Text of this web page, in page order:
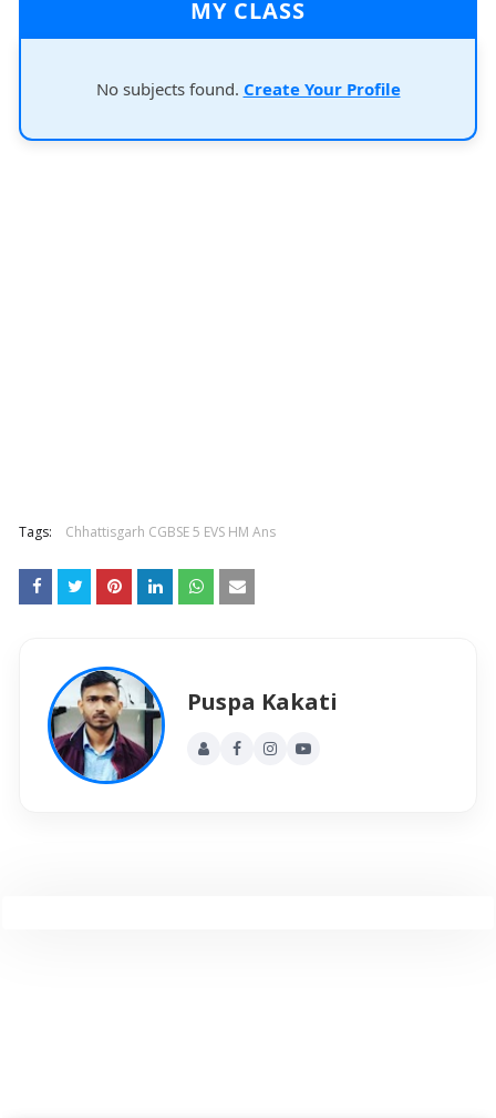
MY CLASS
No subjects found. Create Your Profile
Tags: Chhattisgarh CGBSE 5 EVS HM Ans
Puspa Kakati